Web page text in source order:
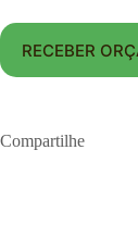
RECEBER
Compartilhe